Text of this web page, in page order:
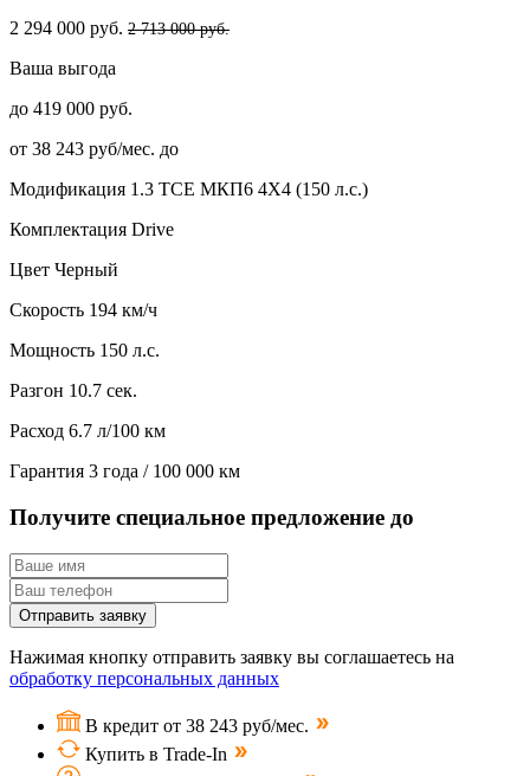
2 294 000 руб. 2 713 000 руб.
Ваша выгода
до 419 000 руб.
от 38 243 руб/мес. до
Модификация 1.3 TCE МКП6 4Х4 (150 л.с.)
Комплектация Drive
Цвет Черный
Скорость 194 км/ч
Мощность 150 л.с.
Разгон 10.7 сек.
Расход 6.7 л/100 км
Гарантия 3 года / 100 000 км
Получите специальное предложение до
Отправить заявку
Нажимая кнопку отправить заявку вы соглашаетесь на
обработку персональных данных
В кредит от 38 243 руб/мес.
Купить в Trade-In